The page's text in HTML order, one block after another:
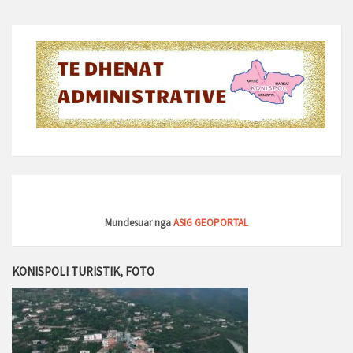
Mundesuar ngaASIG GEOPORTAL
KONISPOLI TURISTIK, FOTO